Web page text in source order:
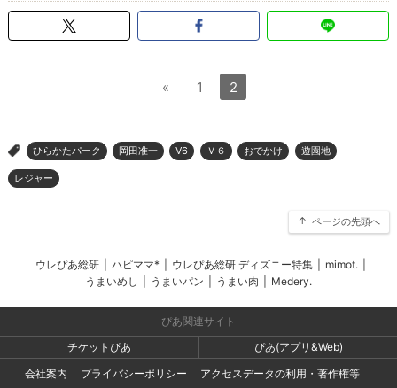
« 1 2
> ひらかたパーク 岡田准一 V6 Ｖ６ おでかけ 遊園地
レジャー
ページの先頭へ
ウレぴあ総研 ハピママ* ウレぴあ総研 ディズニー特集 mimot.
うまいめし
うまいパン うまい肉 Medery.
ぴあ関連サイト
チケットぴあ
ぴあ(アプリ&Web)
会社案内
プライバシーポリシー アクセスデータの利用・著作権等